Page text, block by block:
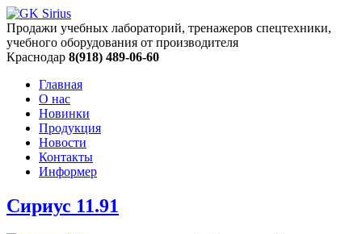
Продажи учебных лабораторий, тренажеров спецтехники,
учебного оборудования от производителя
Краснодар 8(918) 489-06-60
Главная
О нас
Новинки
Продукция
Новости
Контакты
Информер
Сириус 11.91